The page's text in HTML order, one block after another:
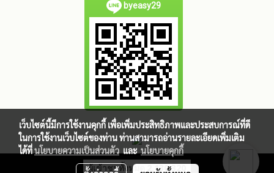
byeasy29
ผู้เข้าชมทั้งหมด2,130,320
เว็บไซต์นี้มีการใช้งานคุกกี้ เพื่อเพิ่มประสิทธิภาพและประสบการณ์ที่ดี
ในการใช้งานเว็บไซต์ของท่าน ท่านสามารถอ่านรายละเอียดเพิ่มเติม
ได้ที่นโยบายความเป็นส่วนตัว และ นโยบายคุกกี้